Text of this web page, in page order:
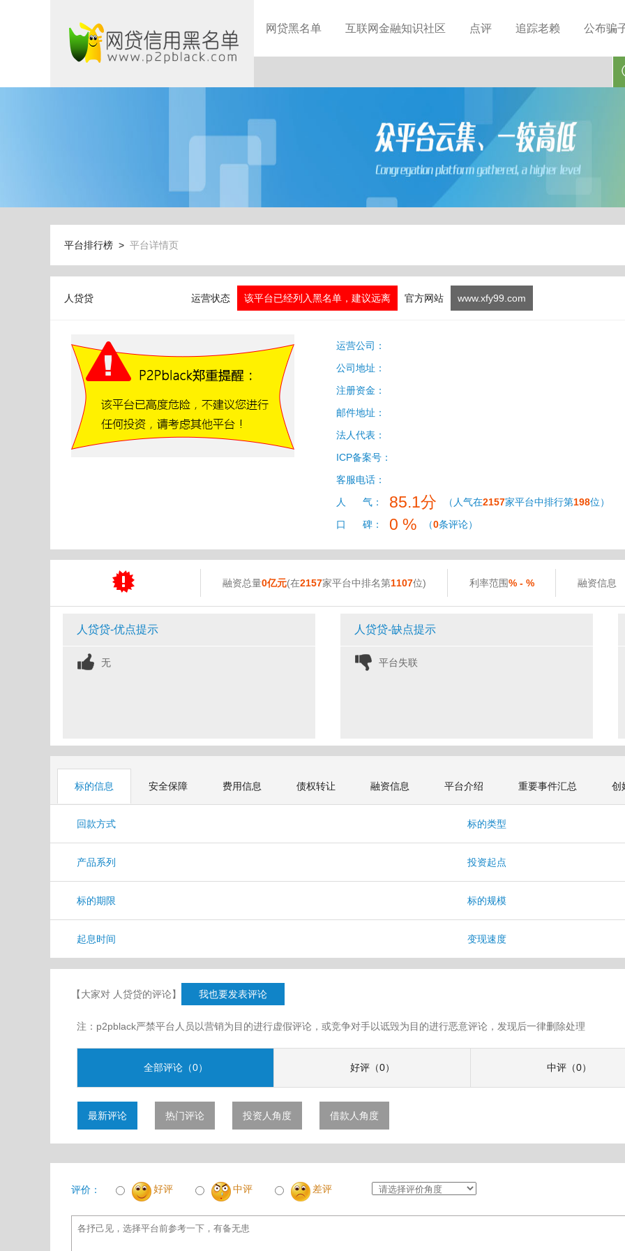
网贷黑名单 互联网金融知识社区 点评 追踪老赖 公布骗
平台排行榜 > 平台详情页
人贷贷 运营状态 该平台已经列入黑名单，建议远离 官方网站 www.xfy99.com
运营公司：
公司地址：
注册资金：
邮件地址：
法人代表：
ICP备案号：
客服电话：
人 气：
85.1分 （人气在2157家平台中排行第198位）
口 碑：
0 % （0条评论）
融资总量0亿元(在2157家平台中排名第1107位) 利率范围% - % 融资信息
人贷贷-优点提示
无
人贷贷-缺点提示
平台失联
标的信息 安全保障 费用信息 债权转让 融资信息 平台介绍 重要事件汇总 创
回款方式 标的类型
产品系列 投资起点
标的期限 标的规模
起息时间 变现速度
【大家对 人贷贷的评论】 我也要发表评论
注：p2pblack严禁平台人员以营销为目的进行虚假评论，或竞争对手以诋毁为目的进行恶意评论，发现后一律删除处理
全部评论（0） 好评（0） 中评（0）
最新评论 热门评论 投资人角度 借款人角度
评价： 好评 中评 差评